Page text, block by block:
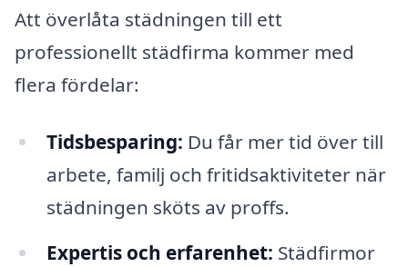
Att överlåta städningen till ett
professionellt städfirma kommer med
flera fördelar:
Tidsbesparing: Du får mer tid över till
arbete, familj och fritidsaktiviteter när
städningen sköts av proffs.
Expertis och erfarenhet: Städfirmor